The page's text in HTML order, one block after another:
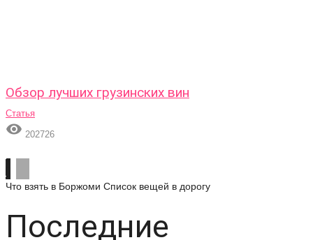
Обзор лучших грузинских вин
Статья
 202726
Что взять в Боржоми Список вещей в дорогу
Последние